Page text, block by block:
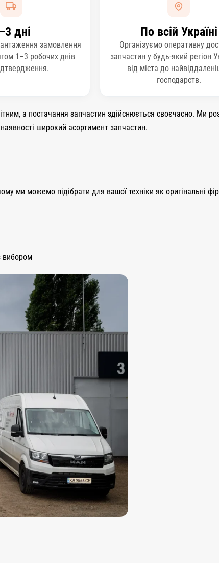
дні
замовлення
1–3 робочих днів
По всій Україні
Організуємо оперативну
запчастин у будь-який регіон
від міста до
господарств.
а постачання запчастин здійснюється своєчасно. Ми
широкий асортимент запчастин.
ми можемо підібрати для вашої техніки як оригінальні
вибором